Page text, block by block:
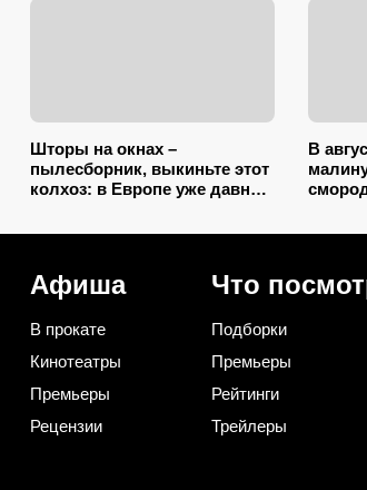
Шторы на окнах –
пылесборник, выкиньте этот
колхоз: в Европе уже давно
В
Афиша
В прокате
Кинотеатры
Премьеры
Рецензии
Что
Подборки
Премьеры
Рейтинги
Трейлеры